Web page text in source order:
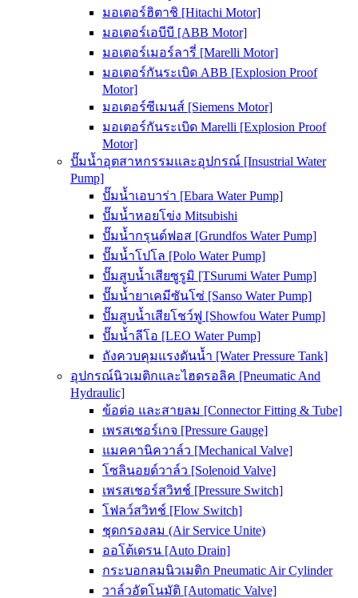
มอเตอร์ฮิตาชิ [Hitachi Motor]
มอเตอร์เอบีบี [ABB Motor]
มอเตอร์เมอร์ลารี่ [Marelli Motor]
มอเตอร์กันระเบิด ABB [Explosion Proof
Motor]
มอเตอร์ซีเมนส์ [Siemens Motor]
มอเตอร์กันระเบิด Marelli [Explosion Proof
Motor]
ปั๊มน้ำอุตสาหกรรมและอุปกรณ์ [Insustrial Water
Pump]
ปั๊มน้ำเอบาร่า [Ebara Water Pump]
ปั๊มน้ำหอยโข่ง Mitsubishi
ปั๊มน้ำกรุนด์ฟอส [Grundfos Water Pump]
ปั๊มน้ำโปโล [Polo Water Pump]
ปั๊มสูบน้ำเสียซูรูมิ [TSurumi Water Pump]
ปั๊มน้ำยาเคมีซันโซ่ [Sanso Water Pump]
ปั๊มสูบน้ำเสียโชว์ฟู [Showfou Water Pump]
ปั๊มน้ำลีโอ [LEO Water Pump]
ถังควบคุมแรงดันน้ำ [Water Pressure Tank]
อุปกรณ์นิวเมติกและไฮดรอลิค [Pneumatic And
Hydraulic]
ข้อต่อ และสายลม [Connector Fitting & Tube]
เพรสเชอร์เกจ [Pressure Gauge]
แมคคานิควาล์ว [Mechanical Valve]
โซลินอยด์วาล์ว [Solenoid Valve]
เพรสเชอร์สวิทช์ [Pressure Switch]
โฟลว์สวิทช์ [Flow Switch]
ชุดกรองลม (Air Service Unite)
ออโต้เดรน [Auto Drain]
กระบอกลมนิวเมติก Pneumatic Air Cylinder
วาล์วอัตโนมัติ [Automatic Valve]